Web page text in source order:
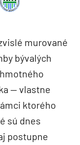
murované
bývalých
— vlastne
ktorého
sú dnes
postupne